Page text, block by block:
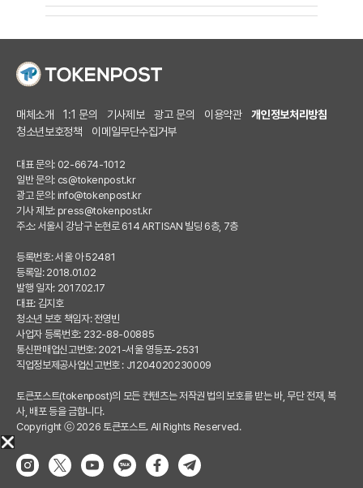
매체소개 1:1 문의 기사제보 광고 문의 이용약관
개인정보처리방침
청소년보호정책
이메일무단수집거부
대표 문의: 02-6674-1012
일반 문의: cs@tokenpost.kr
광고 문의: info@tokenpost.kr
기사 제보: press@tokenpost.kr
주소: 서울시 강남구 논현로 614 ARTISAN 빌딩 6층, 7층
등록번호: 서울 아 52481
등록일: 2018.01.02
발행 일자: 2017.02.17
대표: 김지호
청소년 보호 책임자: 전영빈
사업자 등록번호: 232-88-00885
통신판매업신고번호: 2021-서울 영등포-2531
직업정보제공사업신고번호 : J1204020230009
토큰포스트(tokenpost)의 모든 컨텐츠는 저작권 법의 보호를 받는 바, 무단 전재, 복
사, 배포 등을 금합니다.
Copyright ⓒ 2026 토큰포스트. All Rights Reserved.